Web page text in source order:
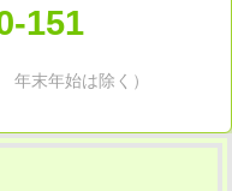
151
年末年始は除く）